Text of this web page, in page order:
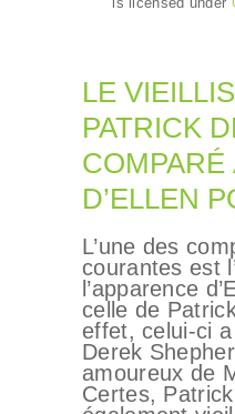
CHIRURGIE
ESTHÉTIQUE
INTERVENTIONS
MÉDECINS
TARIFS
A PROPOS
SÉJOUR
LE
PATRICK
COMPARÉ
D’ELLEN
L’une des
courantes est
l’apparence
celle de
effet, celui-ci
Derek
amoureux de
Certes,